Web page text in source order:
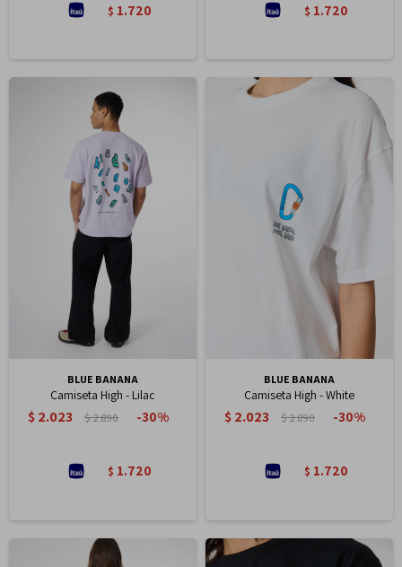
$ 1.720 $ 1.720
BLUE BANANA
Camiseta High - Lilac
$2.023 $2.890 30
$ 1.720
BLUE BANANA
Camiseta High - White
$2.023 $2.890 30
$ 1.720